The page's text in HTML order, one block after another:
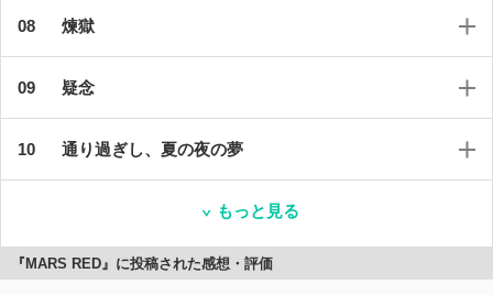
煉獄
疑念
通り過ぎし、夏の夜の夢
もっと見る
『MARS RED』に投稿された感想・評価